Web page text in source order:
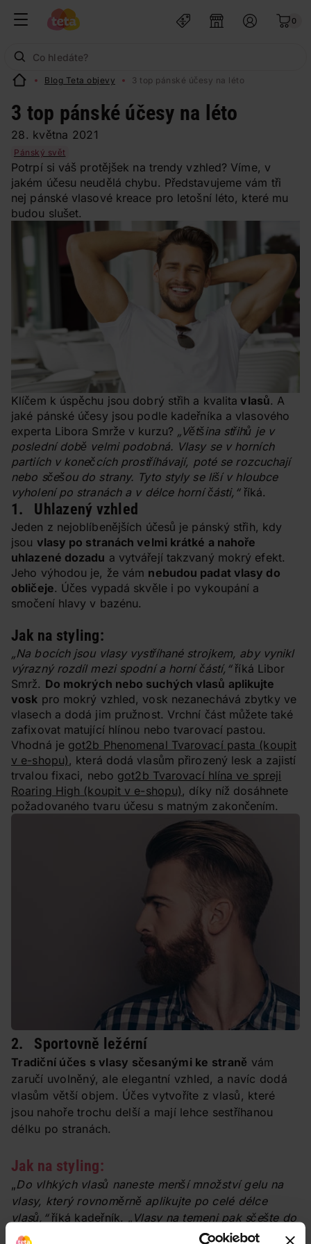
0
Blog Teta objevy 3 top pánské účesy na léto
3 top pánské účesy na léto
28. května 2021
Pánský svět
Potrpí si váš protějšek na trendy vzhled? Víme, v
jakém účesu neudělá chybu. Představujeme vám tři
nej pánské vlasové kreace pro letošní léto, které mu
budou slušet.
Klíčem k úspěchu jsou dobrý střih a kvalita vlasů. A
jaké pánské účesy jsou podle kadeřníka a vlasového
experta Libora Smrže v kurzu? „Většina střihů je v
poslední době velmi podobná. Vlasy se v horních
partiích v konečcích prostříhávají, poté se rozcuchají
nebo sčešou do strany. Tyto styly se liší v hloubce
vyholení po stranách a v délce horní části,“říká.
1. Uhlazený vzhled
Jeden z nejoblíbenějších účesů je pánský střih, kdy
jsou vlasy po stranách velmi krátké a nahoře
uhlazené dozadu a vytvářejí takzvaný mokrý efekt.
Jeho výhodou je, že vám nebudou padat vlasy do
obličeje. Účes vypadá skvěle i po vykoupání a
smočení hlavy v bazénu.
Jak na styling:
„Na bocích jsou vlasy vystříhané strojkem, aby vynikl
výrazný rozdíl mezi spodní a horní částí,“ říká Libor
Smrž. Do mokrých nebo suchých vlasů aplikujte
vosk pro mokrý vzhled, vosk nezanechává zbytky ve
vlasech a dodá jim pružnost. Vrchní část můžete také
zafixovat matující hlínou nebo tvarovací pastou.
Vhodná je got2b Phenomenal Tvarovací pasta (koupit
v e-shopu), která dodá vlasům přirozený lesk a zajistí
trvalou fixaci, nebo got2b Tvarovací hlína ve spreji
Roaring High (koupit v e-shopu), díky níž dosáhnete
požadovaného tvaru účesu s matným zakončením.
2. Sportovně ležérní
Tradiční účes s vlasy sčesanými ke straně vám
zaručí uvolněný, ale elegantní vzhled, a navíc dodá
vlasům větší objem. Účes vytvoříte z vlasů, které
jsou nahoře trochu delší a mají lehce sestříhanou
délku po stranách.
Jak na styling:
„Do vlhkých vlasů naneste menší množství gelu na
vlasy, který rovnoměrně aplikujte po celé délce
vlasů,“ říká kadeřník. „ Vlasy na temeni pak sčešte do
strany a špičky nad čelem lehce nadzvedněte